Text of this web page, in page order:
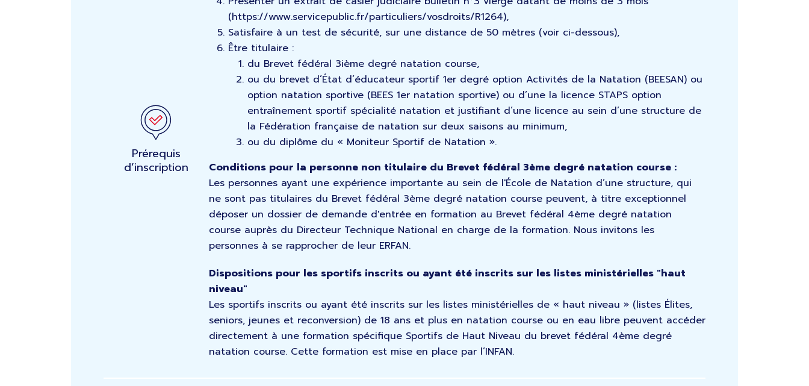
Prérequis
d’inscription
(https://www.servicepublic.fr/particuliers/vosdroits/R1264),
Satisfaire à un test de sécurité, sur une distance de 50 mètres (voir ci-dessous),
Être titulaire :
du Brevet fédéral 3ième degré natation course,
ou du brevet d’État d’éducateur sportif 1er degré option Activités de la Natation (BEESAN) ou
option natation sportive (BEES 1er natation sportive) ou d’une la licence STAPS option
entraînement sportif spécialité natation et justifiant d’une licence au sein d’une structure de
la Fédération française de natation sur deux saisons au minimum,
ou du diplôme du « Moniteur Sportif de Natation ».
Conditions pour la personne non titulaire du Brevet fédéral 3ème degré natation course :
Les personnes ayant une expérience importante au sein de l'École de Natation d’une structure, qui
ne sont pas titulaires du Brevet fédéral 3ème degré natation course peuvent, à titre exceptionnel
déposer un dossier de demande d'entrée en formation au Brevet fédéral 4ème degré natation
course auprès du Directeur Technique National en charge de la formation. Nous invitons les
personnes à se rapprocher de leur ERFAN.
Dispositions pour les sportifs inscrits ou ayant été inscrits sur les listes ministérielles "haut
niveau"
Les sportifs inscrits ou ayant été inscrits sur les listes ministérielles de « haut niveau » (listes Élites,
seniors, jeunes et reconversion) de 18 ans et plus en natation course ou en eau libre peuvent accéder
directement à une formation spécifique Sportifs de Haut Niveau du brevet fédéral 4ème degré
natation course. Cette formation est mise en place par l’INFAN.